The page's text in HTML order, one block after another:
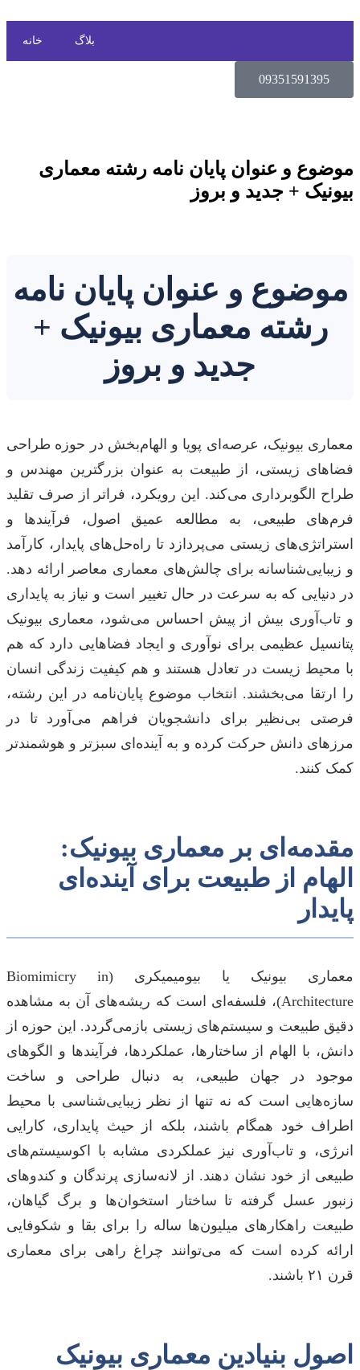
خانه بلاگ
09351591395
موضوع و عنوان پایان نامه رشته معماری
بیونیک + جدید و بروز
موضوع و عنوان پایان نامه
رشته معماری بیونیک +
جدید و بروز
معماری بیونیک، عرصه‌ای پویا و الهام‌بخش در حوزه طراحی
فضاهای زیستی، از طبیعت به عنوان بزرگترین مهندس و
طراح الگوبرداری می‌کند. این رویکرد، فراتر از صرف تقلید
فرم‌های طبیعی، به مطالعه عمیق اصول، فرآیندها و
استراتژی‌های زیستی می‌پردازد تا راه‌حل‌های پایدار، کارآمد
و زیبایی‌شناسانه برای چالش‌های معماری معاصر ارائه دهد.
در دنیایی که به سرعت در حال تغییر است و نیاز به پایداری
و تاب‌آوری بیش از پیش احساس می‌شود، معماری بیونیک
پتانسیل عظیمی برای نوآوری و ایجاد فضاهایی دارد که هم
با محیط زیست در تعادل هستند و هم کیفیت زندگی انسان
را ارتقا می‌بخشند. انتخاب موضوع پایان‌نامه در این رشته،
فرصتی بی‌نظیر برای دانشجویان فراهم می‌آورد تا در
مرزهای دانش حرکت کرده و به آینده‌ای سبزتر و هوشمندتر
کمک کنند.
مقدمه‌ای بر معماری بیونیک:
الهام از طبیعت برای آینده‌ای
پایدار
معماری بیونیک یا بیومیمیکری (Biomimicry in
Architecture)، فلسفه‌ای است که ریشه‌های آن به مشاهده
دقیق طبیعت و سیستم‌های زیستی بازمی‌گردد. این حوزه از
دانش، با الهام از ساختارها، عملکردها، فرآیندها و الگوهای
موجود در جهان طبیعی، به دنبال طراحی و ساخت
سازه‌هایی است که نه تنها از نظر زیبایی‌شناسی با محیط
اطراف خود همگام باشند، بلکه از حیث پایداری، کارایی
انرژی، و تاب‌آوری نیز عملکردی مشابه با اکوسیستم‌های
طبیعی از خود نشان دهند. از لانه‌سازی پرندگان و کندوهای
زنبور عسل گرفته تا ساختار استخوان‌ها و برگ گیاهان،
طبیعت راهکارهای میلیون‌ها ساله را برای بقا و شکوفایی
ارائه کرده است که می‌توانند چراغ راهی برای معماری
قرن ۲۱ باشند.
اصول بنیادین معماری بیونیک